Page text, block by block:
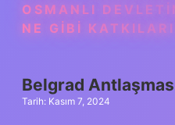
OSMANLI
NE GIBI KATKILARI
Belgrad
Tarih: Kasım 7, 2024